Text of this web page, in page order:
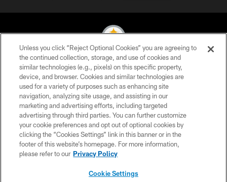
© 2026 Pittsburgh Steelers. All Rights Reserved
PRIVACY POLICY
TERMS OF USE
ACCESSIBILITY
CONTACT US
SITE MAP
Unless you click “Reject Optional Cookies” you are agreeing to
the continued collection, storage, and use of cookies and
similar technologies (e.g., pixels) on this specific property,
device, and browser. Cookies and similar technologies are
used for a variety of purposes such as enhancing site
navigation, analyzing site usage, and assisting in our
marketing and advertising efforts, including targeted
advertising through third parties. You can further customize
your cookie preferences and opt out of optional cookies by
clicking the “Cookies Settings” link in this banner or in the
footer of this website’s homepage. For more information,
please refer to our Privacy Policy
Cookie Settings